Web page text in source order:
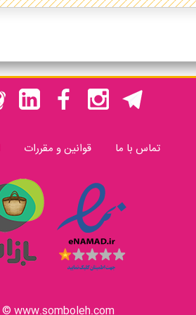
تماس با ما قوانین و مقررات
www.somboleh.com ©